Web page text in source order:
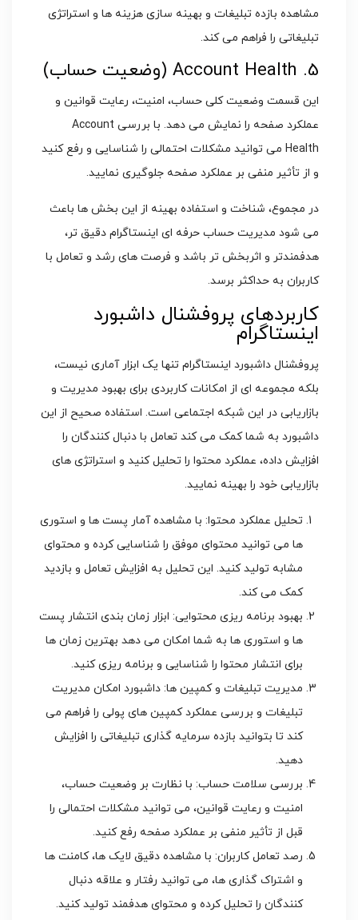
مشاهده بازده تبلیغات و بهینه سازی هزینه ها و استراتژی
تبلیغاتی را فراهم می کند.
5. Account Health (وضعیت حساب)
این قسمت وضعیت کلی حساب، امنیت، رعایت قوانین و
عملکرد صفحه را نمایش می دهد. با بررسی Account
Health می توانید مشکلات احتمالی را شناسایی و رفع کنید
و از تأثیر منفی بر عملکرد صفحه جلوگیری نمایید.
در مجموع، شناخت و استفاده بهینه از این بخش ها باعث
می شود مدیریت حساب حرفه ای اینستاگرام دقیق تر،
هدفمندتر و اثربخش تر باشد و فرصت های رشد و تعامل با
کاربران به حداکثر برسد.
کاربردهای پروفشنال داشبورد
اینستاگرام
پروفشنال داشبورد اینستاگرام تنها یک ابزار آماری نیست،
بلکه مجموعه ای از امکانات کاربردی برای بهبود مدیریت و
بازاریابی در این شبکه اجتماعی است. استفاده صحیح از این
داشبورد به شما کمک می کند تعامل با دنبال کنندگان را
افزایش داده، عملکرد محتوا را تحلیل کنید و استراتژی های
بازاریابی خود را بهینه نمایید.
تحلیل عملکرد محتوا: با مشاهده آمار پست ها و استوری
ها می توانید محتوای موفق را شناسایی کرده و محتوای
مشابه تولید کنید. این تحلیل به افزایش تعامل و بازدید
کمک می کند.
بهبود برنامه ریزی محتوایی: ابزار زمان بندی انتشار پست
ها و استوری ها به شما امکان می دهد بهترین زمان ها
برای انتشار محتوا را شناسایی و برنامه ریزی کنید.
مدیریت تبلیغات و کمپین ها: داشبورد امکان مدیریت
تبلیغات و بررسی عملکرد کمپین های پولی را فراهم می
کند تا بتوانید بازده سرمایه گذاری تبلیغاتی را افزایش
دهید.
بررسی سلامت حساب: با نظارت بر وضعیت حساب،
امنیت و رعایت قوانین، می توانید مشکلات احتمالی را
قبل از تأثیر منفی بر عملکرد صفحه رفع کنید.
رصد تعامل کاربران: با مشاهده دقیق لایک ها، کامنت ها
و اشتراک گذاری ها، می توانید رفتار و علاقه دنبال
کنندگان را تحلیل کرده و محتوای هدفمند تولید کنید.